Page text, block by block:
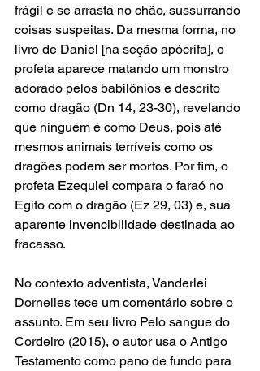
frágil e se arrasta no chão, sussurrando
coisas suspeitas. Da mesma forma, no
livro de Daniel [na seção apócrifa], o
profeta aparece matando um monstro
adorado pelos babilônios e descrito
como dragão (Dn 14, 23-30), revelando
que ninguém é como Deus, pois até
mesmos animais terríveis como os
dragões podem ser mortos. Por fim, o
profeta Ezequiel compara o faraó no
Egito com o dragão (Ez 29, 03) e, sua
aparente invencibilidade destinada ao
fracasso.
No contexto adventista, Vanderlei
Dornelles tece um comentário sobre o
assunto. Em seu livro Pelo sangue do
Cordeiro (2015), o autor usa o Antigo
Testamento como pano de fundo para